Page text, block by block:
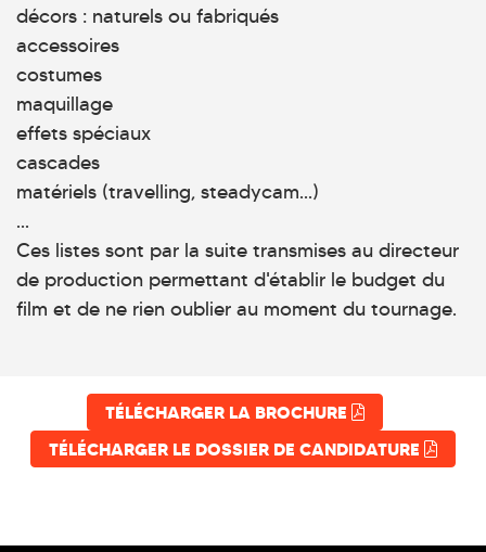
décors : naturels ou fabriqués
accessoires
costumes
maquillage
effets spéciaux
cascades
matériels (travelling, steadycam...)
...
Ces listes sont par la suite transmises au directeur
de production permettant d'établir le budget du
film et de ne rien oublier au moment du tournage.
TÉLÉCHARGER LA BROCHURE
TÉLÉCHARGER LE DOSSIER DE CANDIDATURE